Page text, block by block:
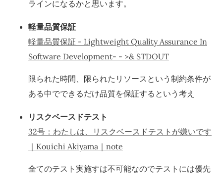
ラインになるかと思います。
軽量品質保証
軽量品質保証 - Lightweight Quality Assurance In
Software Development- - >& STDOUT
限られた時間、限られたリソースという制約条件が
ある中でできるだけ品質を保証するという考え
リスクベースドテスト
32号：わたしは、リスクベースドテストが嫌いです
｜Kouichi Akiyama｜note
全てのテスト実施すは不可能なのでテストには優先